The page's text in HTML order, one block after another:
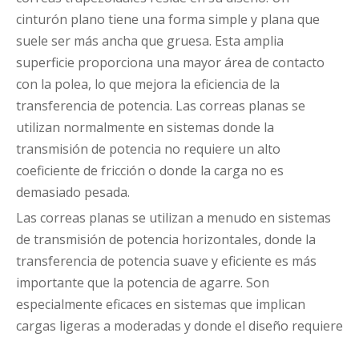
cinturón plano tiene una forma simple y plana que
suele ser más ancha que gruesa. Esta amplia
superficie proporciona una mayor área de contacto
con la polea, lo que mejora la eficiencia de la
transferencia de potencia. Las correas planas se
utilizan normalmente en sistemas donde la
transmisión de potencia no requiere un alto
coeficiente de fricción o donde la carga no es
demasiado pesada.
Las correas planas se utilizan a menudo en sistemas
de transmisión de potencia horizontales, donde la
transferencia de potencia suave y eficiente es más
importante que la potencia de agarre. Son
especialmente eficaces en sistemas que implican
cargas ligeras a moderadas y donde el diseño requiere